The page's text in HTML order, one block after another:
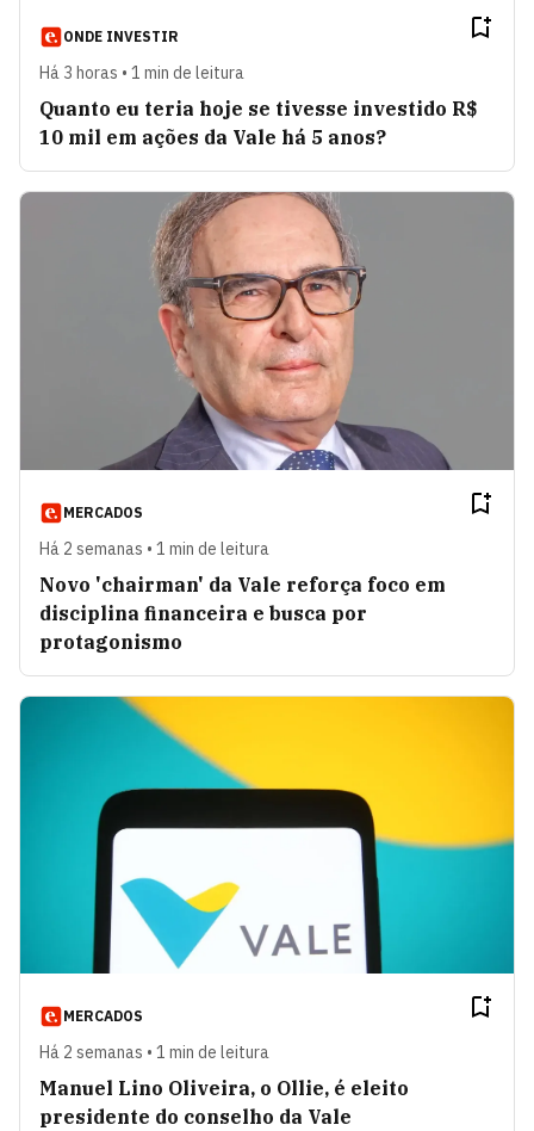
ONDE INVESTIR
Há 3 horas • 1 min de leitura
Quanto eu teria hoje se tivesse investido R$
10 mil em ações da Vale há 5 anos?
MERCADOS
Há 2 semanas • 1 min de leitura
Novo 'chairman' da Vale reforça foco em
disciplina financeira e busca por
protagonismo
MERCADOS
Há 2 semanas • 1 min de leitura
Manuel Lino Oliveira, o Ollie, é eleito
presidente do conselho da Vale